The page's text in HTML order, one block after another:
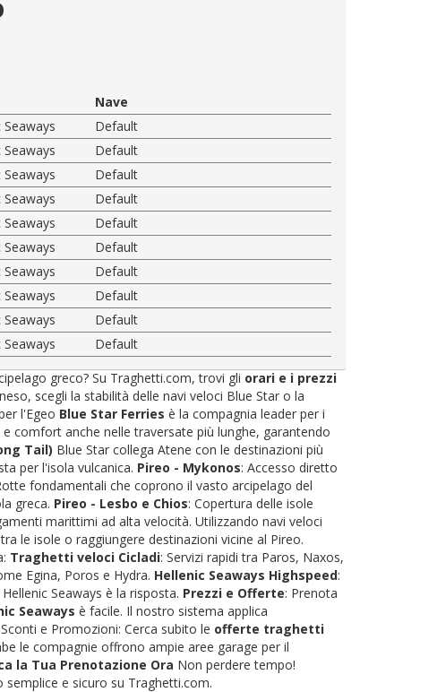
Nave
Default
Default
Default
Default
Default
Default
Default
Default
Default
Default
greco? Su Traghetti.com, trovi gli orari e i prezzi
scegli la stabilità delle navi veloci Blue Star o la
l'Egeo Blue Star Ferries è la compagnia leader per i
comfort anche nelle traversate più lunghe, garantendo
Tail) Blue Star collega Atene con le destinazioni più
per l'isola vulcanica. Pireo - Mykonos: Accesso diretto
fondamentali che coprono il vasto arcipelago del
greca. Pireo - Lesbo e Chios: Copertura delle isole
marittimi ad alta velocità. Utilizzando navi veloci
le isole o raggiungere destinazioni vicine al Pireo.
Traghetti veloci Cicladi: Servizi rapidi tra Paros, Naxos,
Egina, Poros e Hydra. Hellenic Seaways Highspeed:
Hellenic Seaways è la risposta. Prezzi e Offerte: Prenota
Seaways è facile. Il nostro sistema applica
e Promozioni: Cerca subito le offerte traghetti
le compagnie offrono ampie aree garage per il
la Tua Prenotazione Ora Non perdere tempo!
e sicuro su Traghetti.com.